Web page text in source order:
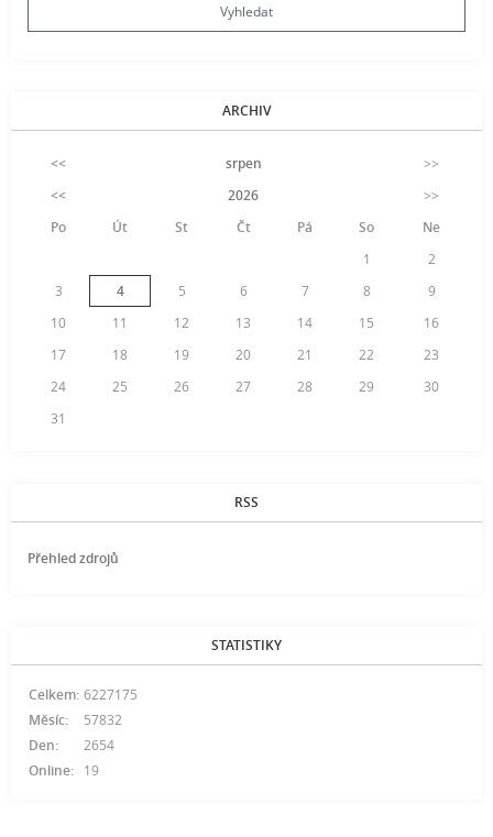
ARCHIV
<< srpen
>>
<<
2026
>>
Po
Út St Čt Pá So
Ne
1
2
3
4 5 6 7 8
9
10
11 12 13 14 15
16
17
18 19 20 21 22
23
24
25 26 27 28 29
30
31
RSS
Přehled zdrojů
STATISTIKY
Online: 19
Celkem: 6227175
Měsíc:
57832
Den:
2654